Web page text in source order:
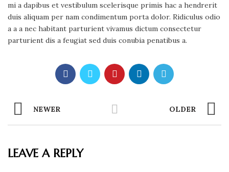
mi a dapibus et vestibulum scelerisque primis hac a hendrerit
duis aliquam per nam condimentum porta dolor. Ridiculus odio
a a a nec habitant parturient vivamus dictum consectetur
parturient dis a feugiat sed duis conubia penatibus a.
NEWER OLDER
LEAVE A REPLY